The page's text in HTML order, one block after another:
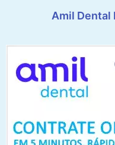
Amil Dental